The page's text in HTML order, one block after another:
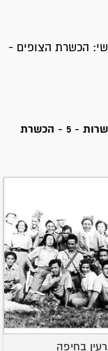
הכשרת הצופים -
חטיבת יפתח - הגדוד השלישי - הכשרות - 5 - הכשרת
בחיפה